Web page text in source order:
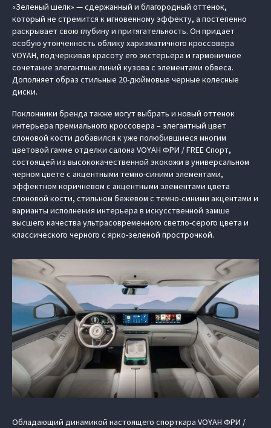
«Зеленый шелк» — сдержанный и благородный оттенок,
который не стремится к мгновенному эффекту, а постепенно
раскрывает свою глубину и притягательность. Он придает
особую утонченность облику харизматичного кроссовера
VOYAH, подчеркивая красоту его экстерьера и гармоничное
сочетание элегантных линий кузова с элементами обвеса.
Дополняет образ стильные 20-дюймовые черные колесные
диски.
Поклонники бренда также могут выбрать и новый оттенок
интерьера премиального кроссовера – элегантный цвет
слоновой кости добавился к уже полюбившиеся многим
цветовой гамме отделки салона VOYAH ФРИ / FREE Спорт,
состоящей из высококачественной экокожи в универсальном
черном цвете с акцентными темно-синими элементами,
эффектном коричневом с акцентными элементами цвета
слоновой кости, стильном бежевом с темно-синими акцентами и
варианты исполнения интерьера в искусственной замше
высшего качества ультрасовременного светло-серого цвета и
классического черного с ярко-зеленой прострочкой.
Обладающий динамикой настоящего спорткара VOYAH ФРИ /